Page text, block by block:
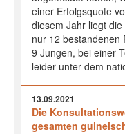
einer Erfolgsquote
diesem Jahr liegt
nur 12 bestandenen
9 Jungen, bei einer
leider unter dem
13.09.2021
Die
gesamten